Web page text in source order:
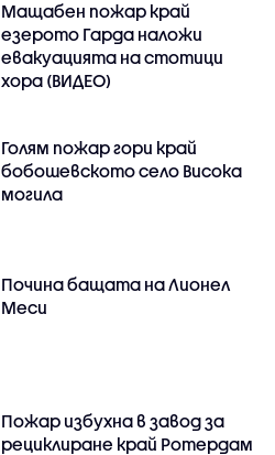
Мащабен пожар край
езерото Гарда наложи
евакуацията на стотици
хора (ВИДЕО)
Голям пожар гори край
бобошевското село Висока
могила
Почина бащата на Лионел
Меси
Пожар избухна в завод за
рециклиране край Ротердам